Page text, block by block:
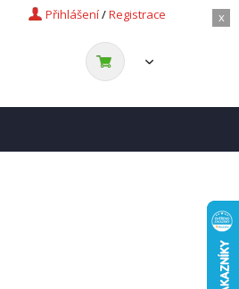
x
Registrace
/
Přihlášení